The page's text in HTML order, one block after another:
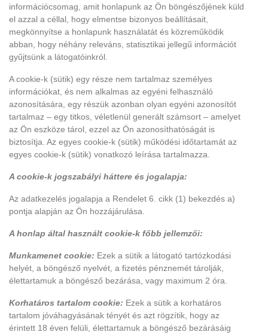
információcsomag, amit honlapunk az Ön böngészőjének küld
el azzal a céllal, hogy elmentse bizonyos beállításait,
megkönnyítse a honlapunk használatát és közreműködik
abban, hogy néhány releváns, statisztikai jellegű információt
gyűjtsünk a látogatóinkról.
A cookie-k (sütik) egy része nem tartalmaz személyes
információkat, és nem alkalmas az egyéni felhasználó
azonosítására, egy részük azonban olyan egyéni azonosítót
tartalmaz – egy titkos, véletlenül generált számsort – amelyet
az Ön eszköze tárol, ezzel az Ön azonosíthatóságát is
biztosítja. Az egyes cookie-k (sütik) működési időtartamát az
egyes cookie-k (sütik) vonatkozó leírása tartalmazza.
A cookie-k jogszabályi háttere és jogalapja:
Az adatkezelés jogalapja a Rendelet 6. cikk (1) bekezdés a)
pontja alapján az Ön hozzájárulása.
A honlap által használt cookie-k főbb jellemzői:
Munkamenet cookie: Ezek a sütik a látogató tartózkodási
helyét, a böngésző nyelvét, a fizetés pénznemét tárolják,
élettartamuk a böngésző bezárása, vagy maximum 2 óra.
Korhatáros tartalom cookie: Ezek a sütik a korhatáros
tartalom jóváhagyásának tényét és azt rögzítik, hogy az
érintett 18 éven felüli, élettartamuk a böngésző bezárásáig